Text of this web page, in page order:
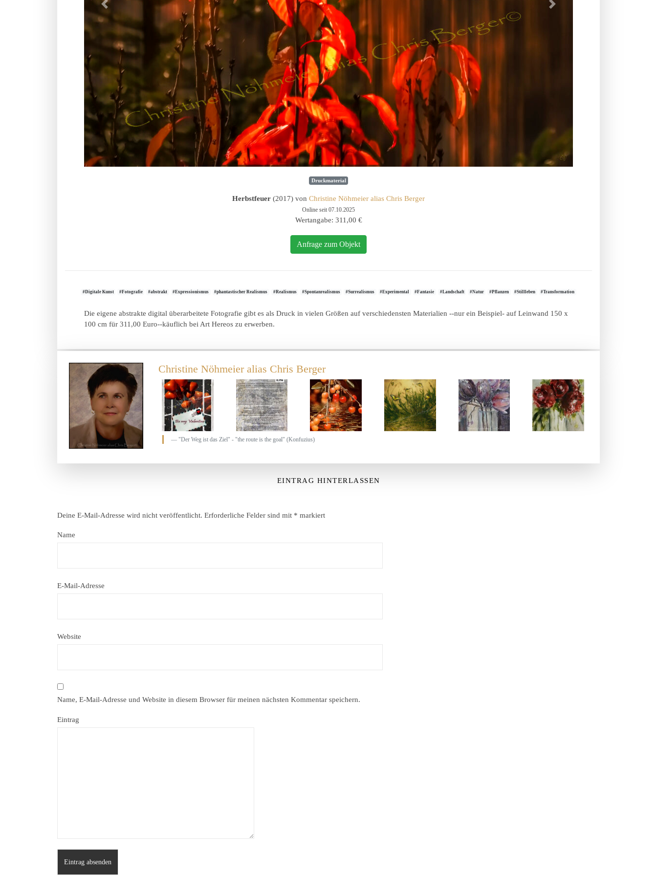
Druckmaterial
Herbstfeuer (2017) von Christine Nöhmeier alias Chris Berger
Online seit 07.10.2025
Wertangabe: 311,00 €
Anfrage zum Objekt
#Digitale Kunst #Fotografie #abstrakt #Expressionismus #phantastischer Realismus #Realismus #Spontanrealismus #Surrealismus #Experimental #Fantasie #Landschaft #Natur #Pflanzen #Stillleben #Transformation
Die eigene abstrakte digital überarbeitete Fotografie gibt es als Druck in vielen Größen auf verschiedensten Materialien --nur ein Beispiel- auf Leinwand 150 x
100 cm für 311,00 Euro--käuflich bei Art Hereos zu erwerben.
Christine Nöhmeier alias Chris Berger
"Der Weg ist das Ziel" - "the route is the goal" (Konfuzius)
EINTRAG HINTERLASSEN
Deine E-Mail-Adresse wird nicht veröffentlicht. Erforderliche Felder sind mit * markiert
Name
E-Mail-Adresse
Website
Name, E-Mail-Adresse und Website in diesem Browser für meinen nächsten Kommentar speichern.
Eintrag